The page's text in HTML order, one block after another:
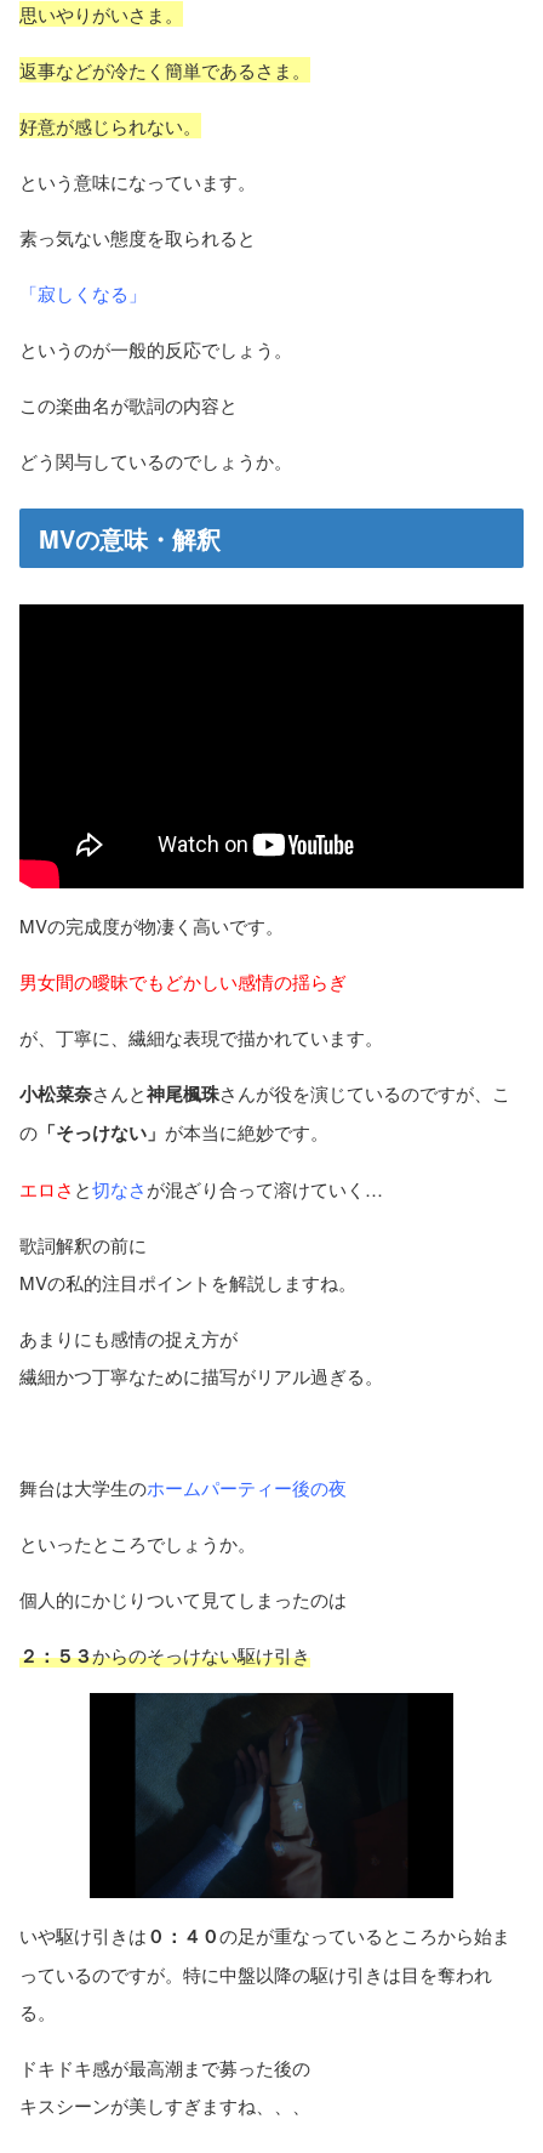
思いやりがいさま。
返事などが冷たく簡単であるさま。
好意が感じられない。
という意味になっています。
素っ気ない態度を取られると
「寂しくなる」
というのが一般的反応でしょう。
この楽曲名が歌詞の内容と
どう関与しているのでしょうか。
MVの意味・解釈
MVの完成度が物凄く高いです。
男女間の曖昧でもどかしい感情の揺らぎ
が、丁寧に、繊細な表現で描かれています。
小松菜奈さんと神尾楓珠さんが役を演じているのですが、こ
の 「そっけない」 が本当に絶妙です。
エロさ と切なさが混ざり合って溶けていく…
歌詞解釈の前に
MVの私的注目ポイントを解説しますね。
あまりにも感情の捉え方が
繊細かつ丁寧なために描写がリアル過ぎる。
舞台は大学生のホームパーティー後の夜
といったところでしょうか。
個人的にかじりついて見てしまったのは
２：５３からのそっけない駆け引き
いや駆け引きは０：４０の足が重なっているところから始ま
っているのですが。特に中盤以降の駆け引きは目を奪われ
る。
ドキドキ感が最高潮まで募った後の
キスシーンが美しすぎますね、、、